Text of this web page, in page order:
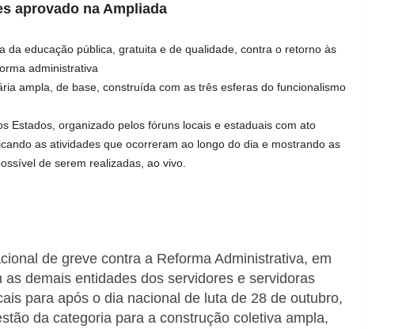
aprovado na Ampliada
da educação pública, gratuita e de qualidade, contra o retorno às
administrativa
ampla, de base, construída com as três esferas do funcionalismo
Estados, organizado pelos fóruns locais e estaduais com ato
as atividades que ocorreram ao longo do dia e mostrando as
de serem realizadas, ao vivo.
de greve contra a Reforma Administrativa, em
demais entidades dos servidores e servidoras
para após o dia nacional de luta de 28 de outubro,
da categoria para a construção coletiva ampla,